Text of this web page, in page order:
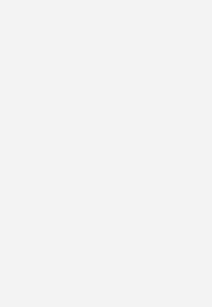
zu verringern.
Lösung aussehen
RE für die
Kombianlagen
Windpark um eine
Segment. Gibt es dafür
beziehungsweise mit